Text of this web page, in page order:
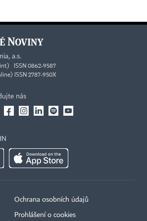
a.s.
ISSN 0862-9587
ISSN 2787-950X
nás
Ochrana osobních údajů
Prohlášení o cookies